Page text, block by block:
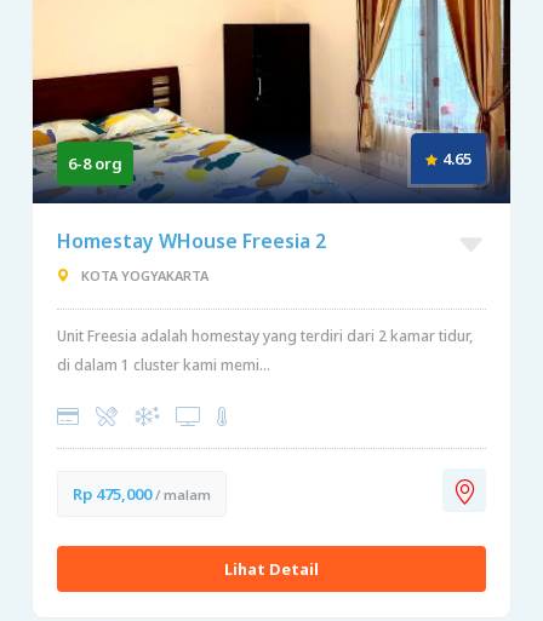
6-8 org 4.65
Homestay WHouse Freesia 2
KOTA YOGYAKARTA
Unit Freesia adalah homestay yang terdiri dari 2 kamar tidur,
di dalam 1 cluster kami memi...
Rp 475,000/ malam
Lihat Detail